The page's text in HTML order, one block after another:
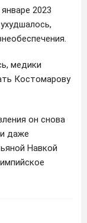
2023
медики
Костомарову
он снова
даже
Навкой